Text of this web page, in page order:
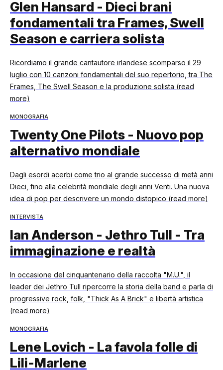
Glen Hansard - Dieci brani
fondamentali tra Frames, Swell
Season e carriera solista
Ricordiamo il grande cantautore irlandese scomparso il 29
luglio con 10 canzoni fondamentali del suo repertorio, tra The
Frames, The Swell Season e la produzione solista (read
more)
MONOGRAFIA
Twenty One Pilots - Nuovo pop
alternativo mondiale
Dagli esordi acerbi come trio al grande successo di metà anni
Dieci, fino alla celebrità mondiale degli anni Venti. Una nuova
idea di pop per descrivere un mondo distopico (read more)
INTERVISTA
Ian Anderson - Jethro Tull - Tra
immaginazione e realtà
In occasione del cinquantenario della raccolta "M.U.", il
leader dei Jethro Tull ripercorre la storia della band e parla di
progressive rock, folk, "Thick As A Brick" e libertà artistica
(read more)
MONOGRAFIA
Lene Lovich - La favola folle di
Lili-Marlene